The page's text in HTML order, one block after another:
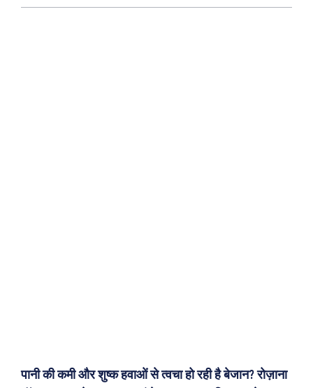
पानी की कमी और शुष्क हवाओं से त्वचा हो रही है बेजान? रोज़ाना